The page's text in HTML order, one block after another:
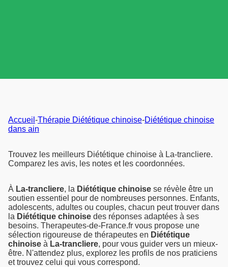
Accueil -Thérapie Diététique chinoise-Diététique chinoise
dans ain
Trouvez les meilleurs Diététique chinoise à La-trancliere.
Comparez les avis, les notes et les coordonnées.
À La-trancliere, la Diététique chinoise se révèle être un
soutien essentiel pour de nombreuses personnes. Enfants,
adolescents, adultes ou couples, chacun peut trouver dans
la Diététique chinoise des réponses adaptées à ses
besoins. Therapeutes-de-France.fr vous propose une
sélection rigoureuse de thérapeutes en Diététique
chinoise à La-trancliere, pour vous guider vers un mieux-
être. N'attendez plus, explorez les profils de nos praticiens
et trouvez celui qui vous correspond.